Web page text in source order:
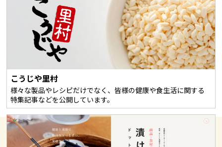
こうじや里村
様々な製品やレシピだけでなく、皆様の健康や食生活に関する
特集記事などを公開しています。